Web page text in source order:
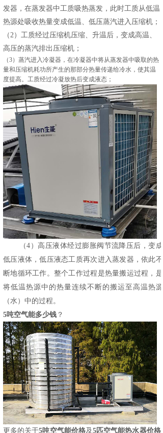
发器，在蒸发器中工质吸热蒸发，此时工质从低温
热源处吸收热量变成低温、低压蒸汽进入压缩机；
（2）工质经过压缩机压缩、升温后，变成高温、
高压的蒸汽排出压缩机；
（3）蒸汽进入冷凝器，在冷凝器中将从蒸发器中吸取的热
量和压缩机耗功所产生的那部分热量传递给冷水，使其温
度提高。工质经过冷凝放热后变成液态；
（4）高压液体经过膨胀阀节流降压后，变成
低压液体，低压液态工质再次进入蒸发器，依此不
断地循环工作。整个工作过程是热量搬运过程，是
将低温热源中的热量连续不断的搬运至高温热源
（水）中的过程。
5吨空气能多少钱 ？
更多的关于5吨空气能价格及5匹空气能热水器价格,